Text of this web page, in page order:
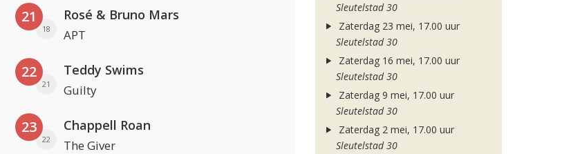
21
18
Rosé & Bruno Mars
APT
22
21
Teddy Swims
Guilty
23
22
Chappell Roan
The Giver
Sleutelstad 30
Zaterdag 23 mei, 17.00 uur
Sleutelstad 30
Zaterdag 16 mei, 17.00 uur
Sleutelstad 30
Zaterdag 9 mei, 17.00 uur
Sleutelstad 30
Zaterdag 2 mei, 17.00 uur
Sleutelstad 30